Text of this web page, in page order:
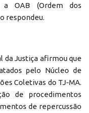
a OAB (Ordem dos
respondeu.
da Justiça afirmou que
pelo Núcleo de
Coletivas do TJ-MA.
de procedimentos
de repercussão